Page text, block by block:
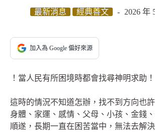
最新消息 經典善文 2026 年
加入為 Google 偏好來源
！當人民有所困境時都會找尋神明求助！
這時的情況不知道怎辦，找不到方向也
身體、家運、感情、父母、小孩、金錢
順遂，長期一直在困苦當中，無法去解決